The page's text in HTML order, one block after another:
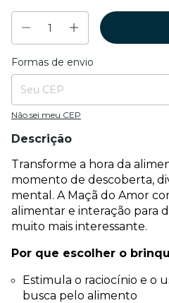
Entregas para o CEP:
Formas de envio
Não sei meu CEP
Descrição
Transforme a hora da
momento de descoberta,
mental. A Maçã do Amor
alimentar e interação para
muito mais interessante.
Por que escolher o
Estimula o raciocínio e o
busca pelo alimento